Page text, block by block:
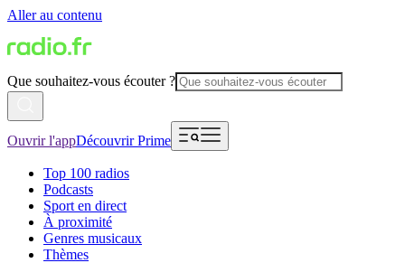
Aller au contenu
Que souhaitez-vous écouter ?
Ouvrir l'appDécouvrir Prime
Top 100 radios
Podcasts
Sport en direct
À proximité
Genres musicaux
Thèmes